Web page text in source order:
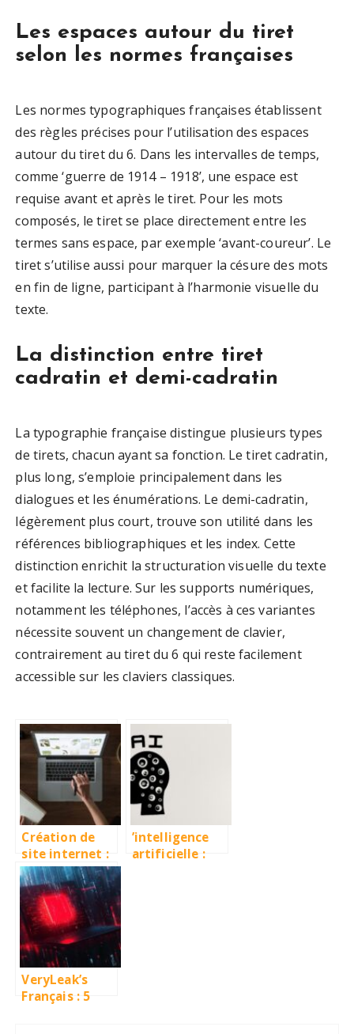
Les espaces autour du tiret
selon les normes françaises
Les normes typographiques françaises établissent
des règles précises pour l’utilisation des espaces
autour du tiret du 6. Dans les intervalles de temps,
comme ‘guerre de 1914 – 1918’, une espace est
requise avant et après le tiret. Pour les mots
composés, le tiret se place directement entre les
termes sans espace, par exemple ‘avant-coureur’. Le
tiret s’utilise aussi pour marquer la césure des mots
en fin de ligne, participant à l’harmonie visuelle du
texte.
La distinction entre tiret
cadratin et demi-cadratin
La typographie française distingue plusieurs types
de tirets, chacun ayant sa fonction. Le tiret cadratin,
plus long, s’emploie principalement dans les
dialogues et les énumérations. Le demi-cadratin,
légèrement plus court, trouve son utilité dans les
références bibliographiques et les index. Cette
distinction enrichit la structuration visuelle du texte
et facilite la lecture. Sur les supports numériques,
notamment les téléphones, l’accès à ces variantes
nécessite souvent un changement de clavier,
contrairement au tiret du 6 qui reste facilement
accessible sur les claviers classiques.
Création de
site internet :
pourquoi faire
appel à un·e
freelance
’intelligence
artificielle :
VeryLeak’s
Français : 5